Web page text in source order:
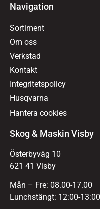
Navigation
Sortiment
Om oss
Verkstad
Kontakt
Integritetspolicy
Husqvarna
Hantera cookies
Skog & Maskin Visby
Österbyväg 10
621 41 Visby
Mån – Fre: 08.00-17.00
Lunchstängt: 12:00-13:00